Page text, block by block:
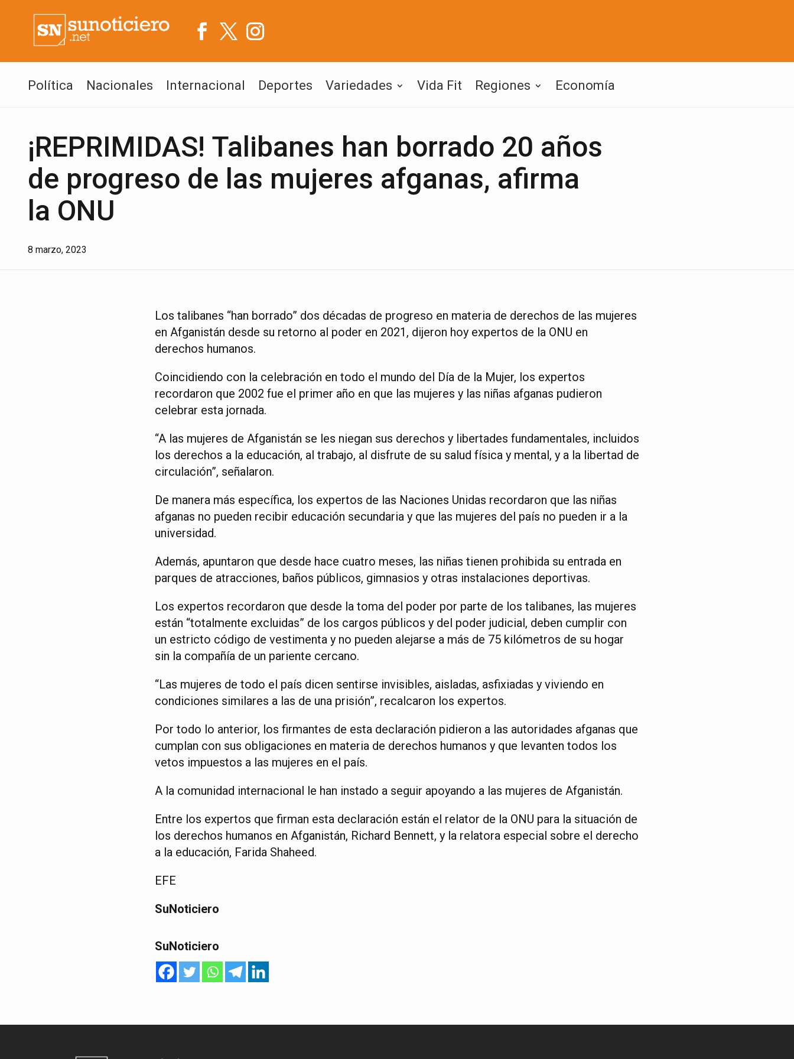
Política Nacionales Internacional Deportes Variedades Vida Fit Regiones Economía
¡REPRIMIDAS! Talibanes han borrado 20 años
de progreso de las mujeres afganas, afirma
la ONU
8 marzo, 2023
Los talibanes “han borrado” dos décadas de progreso en materia de derechos de las mujeres
en Afganistán desde su retorno al poder en 2021, dijeron hoy expertos de la ONU en
derechos humanos.
Coincidiendo con la celebración en todo el mundo del Día de la Mujer, los expertos
recordaron que 2002 fue el primer año en que las mujeres y las niñas afganas pudieron
celebrar esta jornada.
“A las mujeres de Afganistán se les niegan sus derechos y libertades fundamentales, incluidos
los derechos a la educación, al trabajo, al disfrute de su salud física y mental, y a la libertad de
circulación”, señalaron.
De manera más específica, los expertos de las Naciones Unidas recordaron que las niñas
afganas no pueden recibir educación secundaria y que las mujeres del país no pueden ir a la
universidad.
Además, apuntaron que desde hace cuatro meses, las niñas tienen prohibida su entrada en
parques de atracciones, baños públicos, gimnasios y otras instalaciones deportivas.
Los expertos recordaron que desde la toma del poder por parte de los talibanes, las mujeres
están “totalmente excluidas” de los cargos públicos y del poder judicial, deben cumplir con
un estricto código de vestimenta y no pueden alejarse a más de 75 kilómetros de su hogar
sin la compañía de un pariente cercano.
“Las mujeres de todo el país dicen sentirse invisibles, aisladas, asfixiadas y viviendo en
condiciones similares a las de una prisión”, recalcaron los expertos.
Por todo lo anterior, los firmantes de esta declaración pidieron a las autoridades afganas que
cumplan con sus obligaciones en materia de derechos humanos y que levanten todos los
vetos impuestos a las mujeres en el país.
A la comunidad internacional le han instado a seguir apoyando a las mujeres de Afganistán.
Entre los expertos que firman esta declaración están el relator de la ONU para la situación de
los derechos humanos en Afganistán, Richard Bennett, y la relatora especial sobre el derecho
a la educación, Farida Shaheed.
EFE
SuNoticiero
SuNoticiero